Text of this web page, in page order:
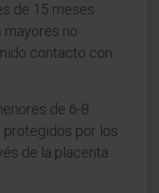
de 15 meses
mayores no
contacto con
de 6-8
protegidos por los
de la placenta